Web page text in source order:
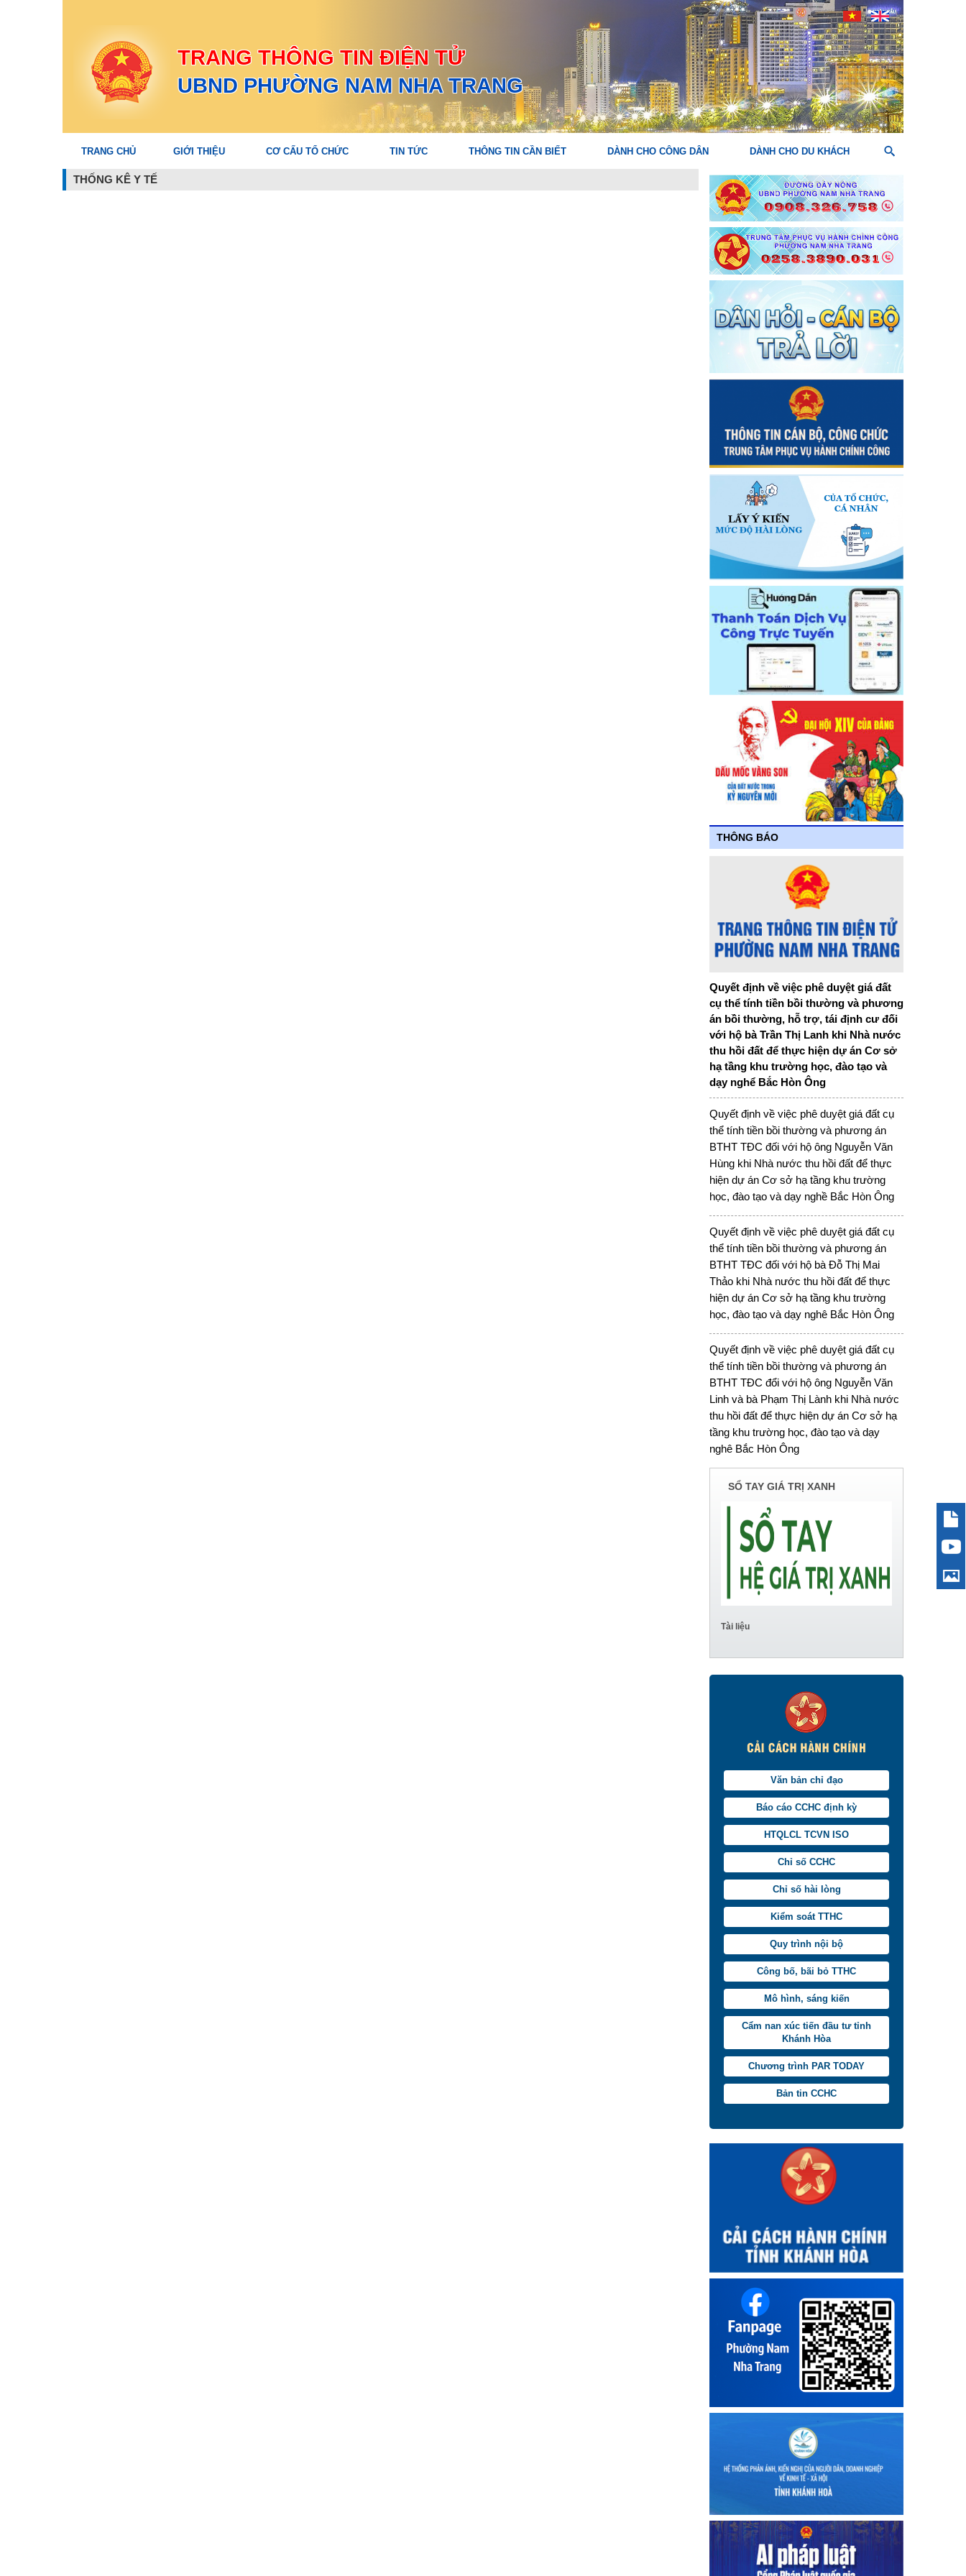
TRANG THÔNG TIN ĐIỆN TỬ
UBND PHƯỜNG NAM NHA TRANG
TRANG CHỦ GIỚI THIỆU CƠ CẤU TỔ CHỨC TIN TỨC THÔNG TIN CẦN BIẾT DÀNH CHO CÔNG DÂN DÀNH CHO DU KHÁCH
THỐNG KÊ Y TẾ
THÔNG BÁO
Quyết định về việc phê duyệt giá đất
cụ thể tính tiền bồi thường và phương
án bồi thường, hỗ trợ, tái định cư đối
với hộ bà Trần Thị Lanh khi Nhà nước
thu hồi đất để thực hiện dự án Cơ sở
hạ tầng khu trường học, đào tạo và
dạy nghể Bắc Hòn Ông
Quyết định về việc phê duyệt giá đất cụ
thể tính tiền bồi thường và phương án
BTHT TĐC đối với hộ ông Nguyễn Văn
Hùng khi Nhà nước thu hồi đất để thực
hiện dự án Cơ sở hạ tầng khu trường
học, đào tạo và dạy nghề Bắc Hòn Ông
Quyết định về việc phê duyệt giá đất cụ
thể tính tiền bồi thường và phương án
BTHT TĐC đối với hộ bà Đỗ Thị Mai
Thảo khi Nhà nước thu hồi đất để thực
hiện dự án Cơ sở hạ tầng khu trường
học, đào tạo và dạy nghê Bắc Hòn Ông
Quyết định về việc phê duyệt giá đất cụ
thể tính tiền bồi thường và phương án
BTHT TĐC đổi với hộ ông Nguyễn Văn
Linh và bà Phạm Thị Lành khi Nhà nước
thu hồi đất để thực hiện dự án Cơ sở hạ
tầng khu trường học, đào tạo và dạy
nghê Bắc Hòn Ông
SỔ TAY GIÁ TRỊ XANH
Tài liệu
Văn bản chỉ đạo
Báo cáo CCHC định kỳ
HTQLCL TCVN ISO
Chỉ số CCHC
Chỉ số hài lòng
Kiểm soát TTHC
Quy trình nội bộ
Công bố, bãi bỏ TTHC
Mô hình, sáng kiến
Cẩm nan xúc tiến đầu tư tỉnh
Khánh Hòa
Chương trình PAR TODAY
Bản tin CCHC